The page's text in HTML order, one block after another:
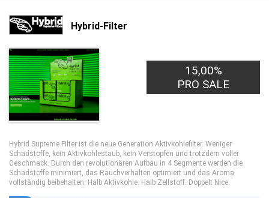
Hybrid-Filter
15,00%
PRO SALE
Hybrid Supreme Filter ist die neue Generation Aktivkohlefilter. Weniger
Schadstoffe, kein Aktivkohlestaub, kein Verstopfen und trotzdem voller
Geschmack. Durch den revolutionären Aufbau in 4 Segmente werden die
Schadstoffe minimiert, das Rauchverhalten optimiert und das Aroma
vollständig beibehalten. Halb Aktivkohle. Halb Zellstoff. Doppelt Nice.